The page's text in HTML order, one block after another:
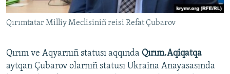
Qırımtatar Milliy Meclisiniñ reisi Refat Çubarov
Qırım ve Aqyarnıñ statusı aqqında Qırım.Aqiqatqa
aytqan Çubarov olarnıñ statusı Ukraina Anayasasında